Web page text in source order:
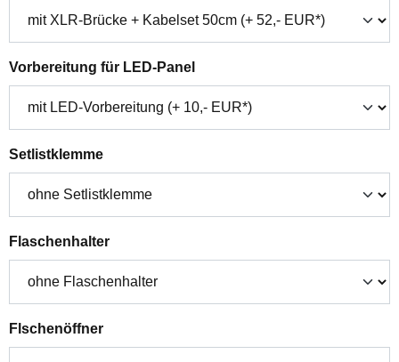
Vorbereitung für LED-Panelauswählen
Setlistklemmeauswählen
Flaschenhalterauswählen
Flschenöffnerauswählen